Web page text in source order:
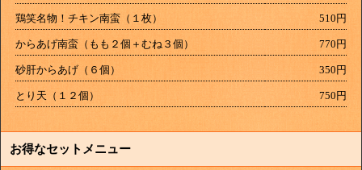
鶏笑名物！チキン南蛮（１枚） 510円
からあげ南蛮（もも２個＋むね３個） 770円
砂肝からあげ（６個） 350円
とり天（１２個） 750円
お得なセットメニュー